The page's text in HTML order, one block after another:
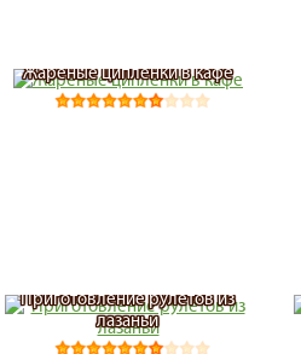
Жареные ципленки в кафе
Приготовление рулетов из
лазаньи